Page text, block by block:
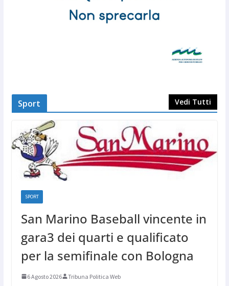
Sport Vedi Tutti
SPORT
San Marino Baseball vincente in
gara3 dei quarti e qualificato
per la semifinale con Bologna
6 Agosto 2026 Tribuna Politica Web